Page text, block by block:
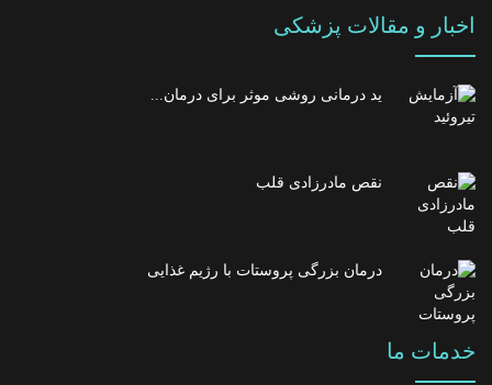
اخبار و مقالات پزشکی
ید درمانی روشی موثر برای درمان...
نقص مادرزادی قلب
درمان بزرگی پروستات با رژیم غذایی
خدمات ما